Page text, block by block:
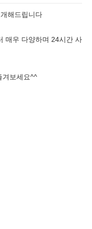
해드립니다
매우 다양하며 24시간 사
겨보세요^^